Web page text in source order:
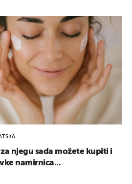
njegu sada možete kupiti i
namirnica...